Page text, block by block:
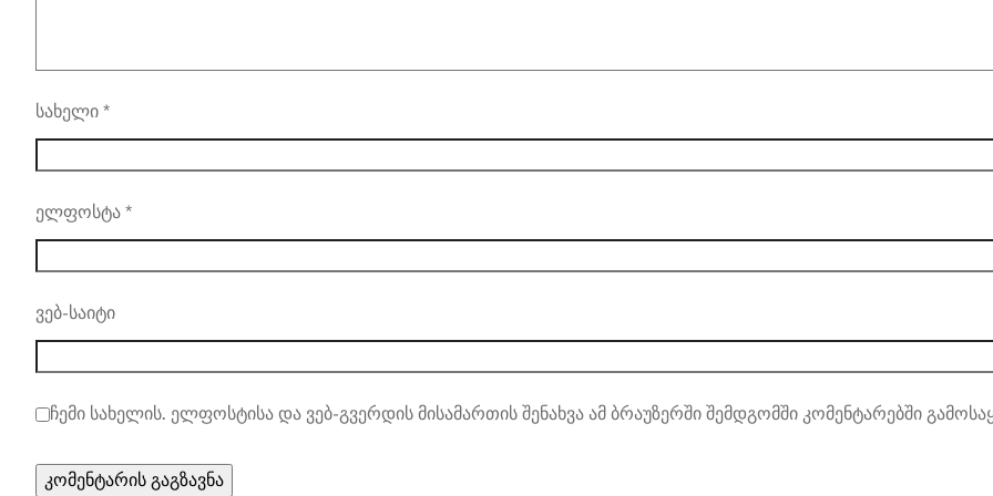
სახელი *
ელფოსტა *
ვებ-საიტი
ჩემი სახელის. ელფოსტისა და ვებ-გვერდის მისამართის შენახვა ამ ბრაუზერში შემდგომში კომენტარებში